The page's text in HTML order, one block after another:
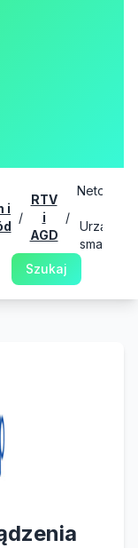
i
/
RTV
i
AGD
/
smart
Szukaj